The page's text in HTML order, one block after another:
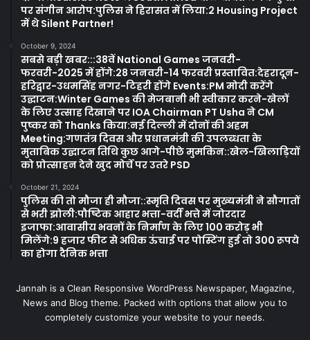
पर संगीन आरोप:पुलिस ने हिरासत में लिया:2 Housing Project
में थे Silent Partner!
October 9, 2024
सबसे बड़ी खबर:::38वें National Games जनवरी-
फरवरी-2025 में होंगे:28 जनवरी-14 फरवरी प्रस्तावित:देहरादून-
हरिद्वार-उधमसिंह नगर-टिहरी होंगे Events:PM मोदी करेंगे
उद्घाटन:Winter Games की मेजबानी भी स्वीकार करने-खेलों
के लिए उत्साह दिखाने पर IOA Chairman PT Usha ने CM
पुष्कर को Thanks किया:नई दिल्ली में दोनों की अहम
Meeting:गणतंत्र दिवस और प्रधानमंत्री की उपलब्धता के
मुताबिक उद्घाटन तिथि कुछ आगे-पीछे मुमकिन::खेल-खिलाड़ियों
को प्रोत्साहन देने खुद मोर्चे पर उतरे PSD
October 21, 2024
पुलिस की तो मौजा ही मौजा::स्मृति दिवस पर मुख्यमंत्री ने सौगातों
से भरी झोली:पौष्टिक आहार भत्ता-वर्दी भत्ते में जोरदार
इजाफा:आवासीय भवनों के निर्माण के लिए 100 करोड़ भी
मिलेंगे:9 हजार फीट से अधिक ऊंचाई पर पोस्टिंग हुई तो 300 रूपये
का होगा दैनिक भत्ता
Jannah is a Clean Responsive WordPress Newspaper, Magazine,
News and Blog theme. Packed with options that allow you to
completely customize your website to your needs.